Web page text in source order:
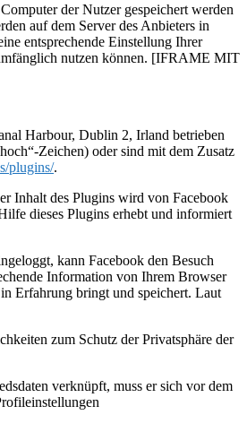
der Nutzer gespeichert werden
auf dem Server des Anbieters in
entsprechende Einstellung Ihrer
nutzen können. [IFRAME MIT
Harbour, Dublin 2, Irland betrieben
Zeichen) oder sind mit dem Zusatz
plugins/.
Inhalt des Plugins wird von Facebook
dieses Plugins erhebt und informiert
kann Facebook den Besuch
Information von Ihrem Browser
Erfahrung bringt und speichert. Laut
zum Schutz der Privatsphäre der
verknüpft, muss er sich vor dem